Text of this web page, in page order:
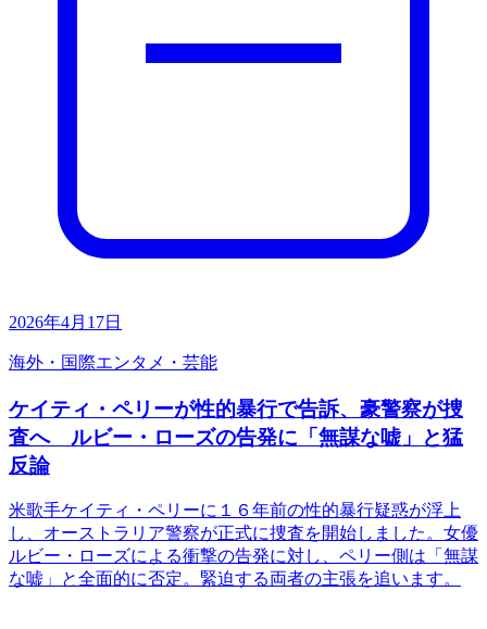
2026年4月17日
海外・国際エンタメ・芸能
ケイティ・ペリーが性的暴行で告訴、豪警察が捜
査へ ルビー・ローズの告発に「無謀な嘘」と猛
反論
米歌手ケイティ・ペリーに１６年前の性的暴行疑惑が浮上
し、オーストラリア警察が正式に捜査を開始しました。女優
ルビー・ローズによる衝撃の告発に対し、ペリー側は「無謀
な嘘」と全面的に否定。緊迫する両者の主張を追います。